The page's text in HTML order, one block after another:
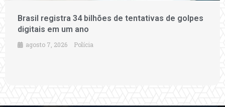
Brasil registra 34 bilhões de tentativas de golpes
digitais em um ano
agosto 7, 2026 Polícia